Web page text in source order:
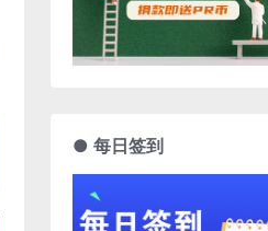
● 每日签到